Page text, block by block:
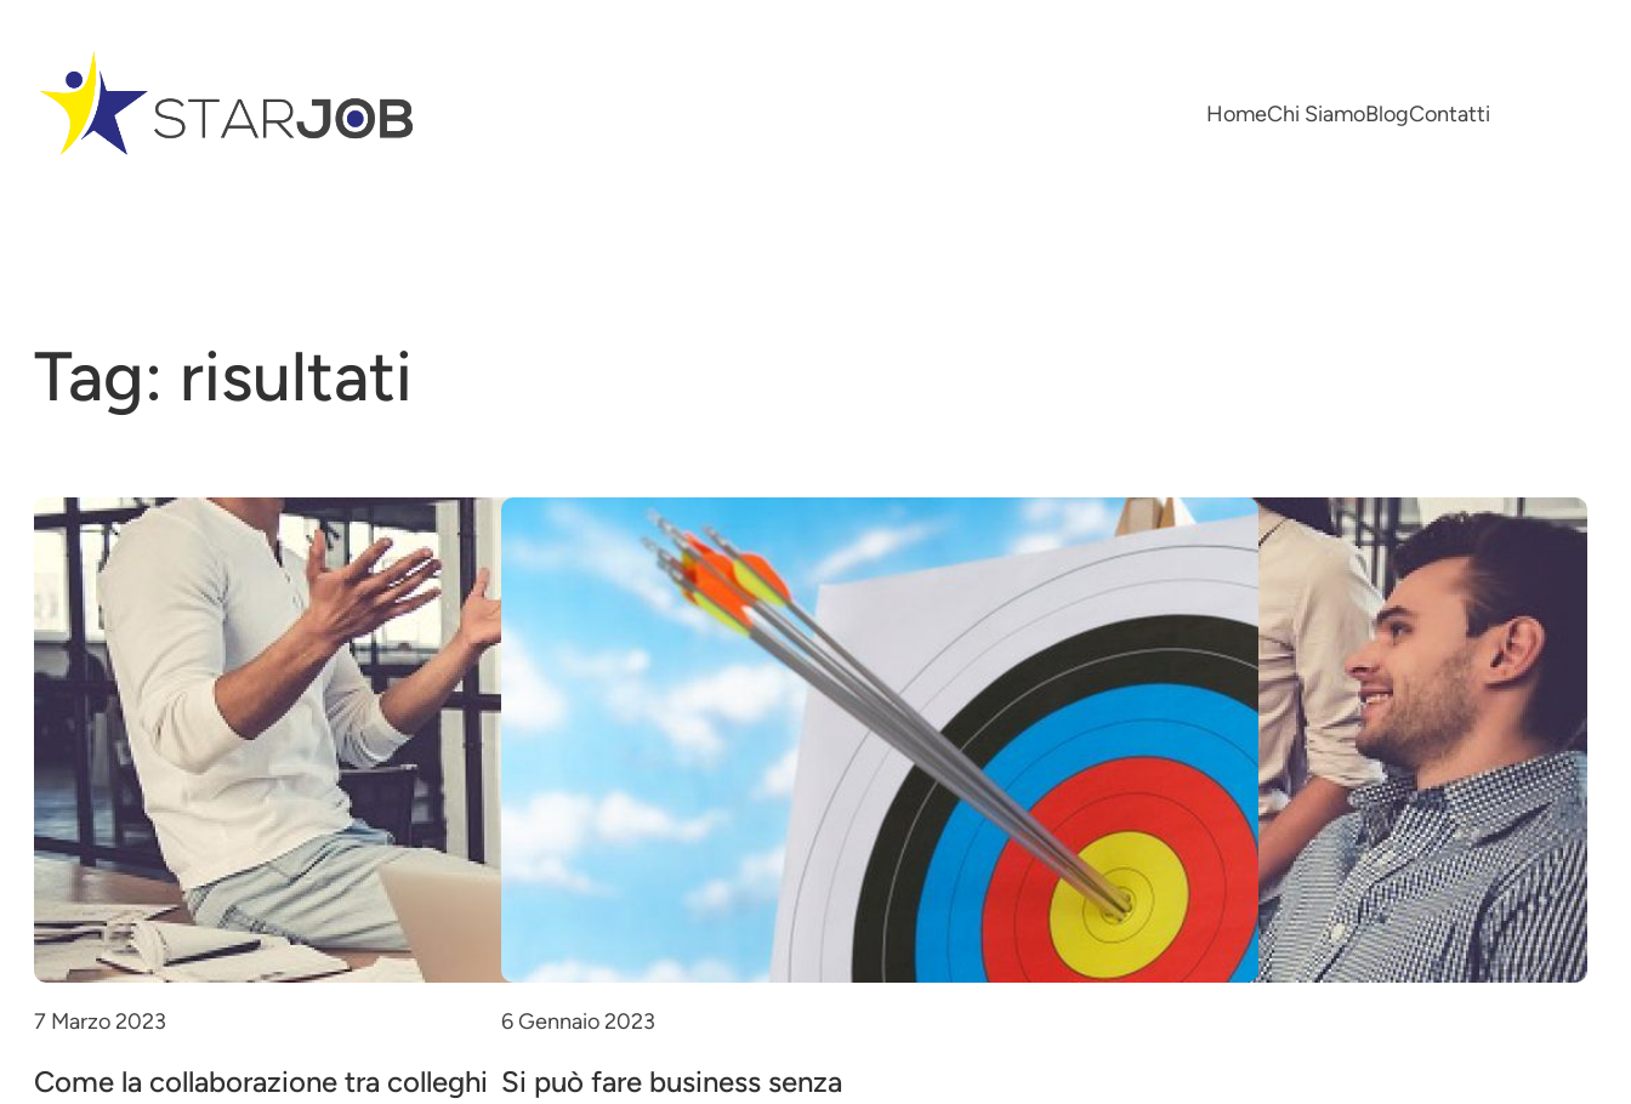
contenuto
HomeChi SiamoBlogContatti
Tag: risultati
7 Marzo 2023
Come la collaborazione tra colleghi
6 Gennaio 2023
Si può fare business senza